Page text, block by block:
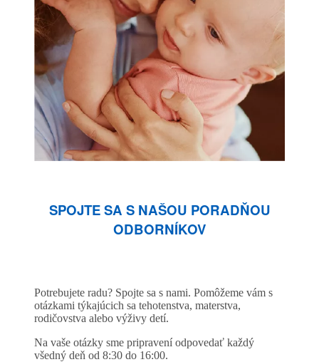
SPOJTE SA S NAŠOU PORADŇOU
ODBORNÍKOV
Potrebujete radu? Spojte sa s nami. Pomôžeme vám s
otázkami týkajúcich sa tehotenstva, materstva,
rodičovstva alebo výživy detí.
Na vaše otázky sme pripravení odpovedať každý
všedný deň od 8:30 do 16:00.